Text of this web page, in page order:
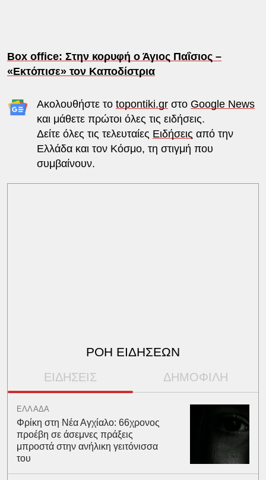
Box office: Στην κορυφή ο Άγιος Παΐσιος –
«Εκτόπισε» τον Καποδίστρια
Ακολουθήστε το topontiki.grστο Google News
και μάθετε πρώτοι όλες τις ειδήσεις.
Δείτε όλες τις τελευταίες Ειδήσεις από την
Ελλάδα και τον Κόσμο, τη στιγμή που
συμβαίνουν.
ΡΟΗ ΕΙΔΗΣΕΩΝ
ΕΙΔΗΣΕΙΣ ΔΗΜΟΦΙΛΗ
ΕΛΛΑΔΑ
Φρίκη στη Νέα Αγχίαλο: 66χρονος
προέβη σε άσεμνες πράξεις
μπροστά στην ανήλικη γειτόνισσα
του